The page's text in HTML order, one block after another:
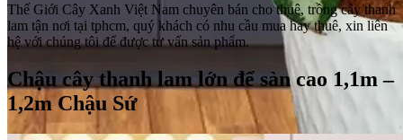
Thế Giới Cây Xanh Việt Nam chuyên bán cho thuê, trồng cây thanh
lam tận nơi tại tphcm, quý khách có nhu cầu mua hay thuê, xin liên
hệ với chúng tôi để được tư vấn sản phẩm.
Chậu cây thanh lam lớn để sàn cao 1,1m –
1,2m Chậu Sứ